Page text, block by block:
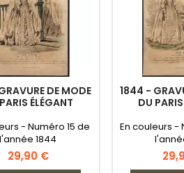
DE MODE
ÉLÉGANT
- Numéro 15 de
l'année 1844
Prix
29,90 €
1844 -
DU
En couleurs -
Prix